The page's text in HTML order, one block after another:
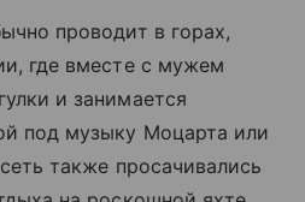
проводит в горах,
где вместе с мужем
и занимается
под музыку Моцарта или
также просачивались